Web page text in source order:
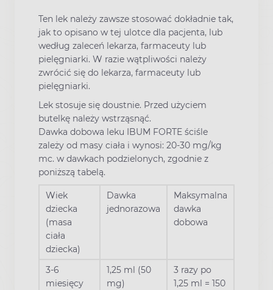
Ten lek należy zawsze stosować dokładnie tak,
jak to opisano w tej ulotce dla pacjenta, lub
według zaleceń lekarza, farmaceuty lub
pielęgniarki. W razie wątpliwości należy
zwrócić się do lekarza, farmaceuty lub
pielęgniarki.
Lek stosuje się doustnie. Przed użyciem
butelkę należy wstrząsnąć.
Dawka dobowa leku IBUM FORTE ściśle
zależy od masy ciała i wynosi: 20-30 mg/kg
mc. w dawkach podzielonych, zgodnie z
poniższą tabelą.
Wiek
dziecka
(masa
ciała
dziecka)
Dawka
jednorazowa
Maksymalna
dawka
dobowa
3-6
miesięcy
1,25 ml (50
mg)
3 razy po
1,25 ml = 150